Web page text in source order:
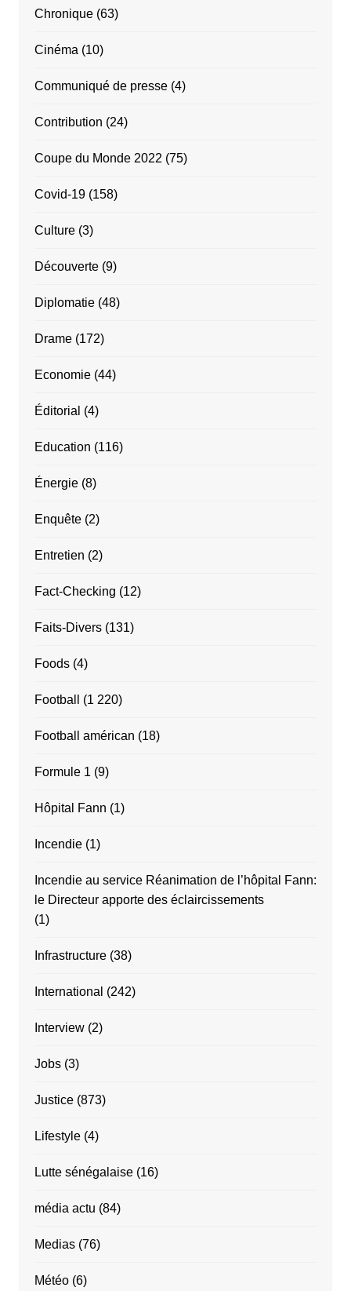
Chronique(63)
Cinéma (10)
Communiqué de presse(4)
Contribution (24)
Coupe du Monde 2022 (75)
Covid-19(158)
Culture(3)
Découverte(9)
Diplomatie(48)
Drame(172)
Economie(44)
Éditorial (4)
Education (116)
Énergie(8)
Enquête(2)
Entretien (2)
Fact-Checking (12)
Faits-Divers(131)
Foods(4)
Football (1 220)
Football américan (18)
Formule 1 (9)
Hôpital Fann (1)
Incendie(1)
Incendie au service Réanimation de l’hôpital Fann:
le Directeur apporte des éclaircissements
(1)
Infrastructure(38)
International (242)
Interview(2)
Jobs(3)
Justice(873)
Lifestyle(4)
Lutte sénégalaise(16)
média actu (84)
Medias(76)
Météo(6)